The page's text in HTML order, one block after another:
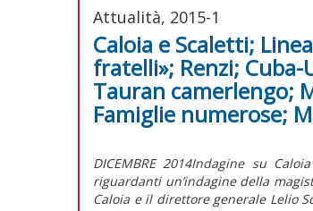
Attualità, 2015-1
Caloia e Scaletti;
fratelli»; Renzi;
Tauran camerlengo;
Famiglie numerose;
DICEMBRE 2014Indagine su
riguardanti un’indagine della
Caloia e il direttore generale Lelio